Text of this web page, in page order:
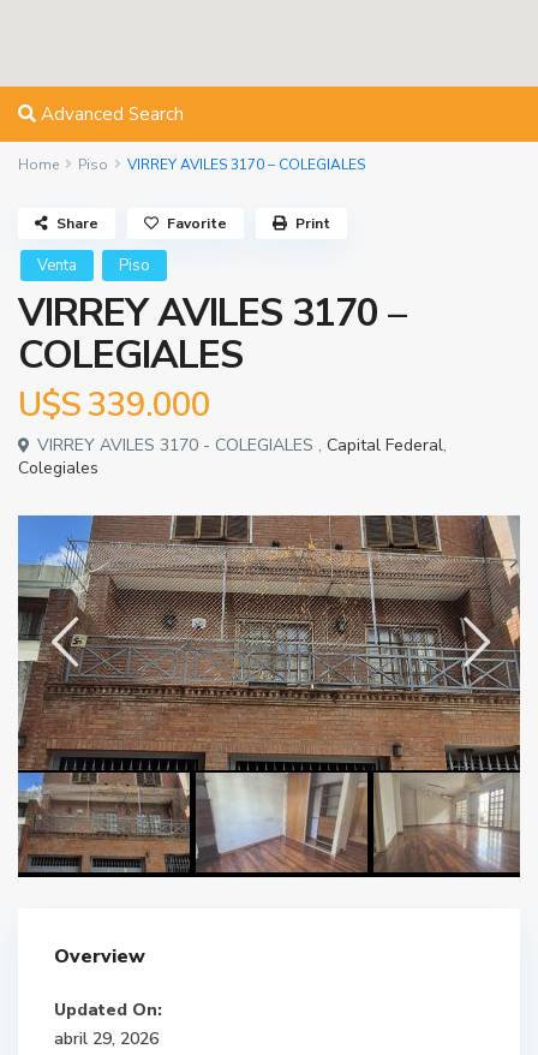
Advanced Search
Home Piso VIRREY AVILES 3170 – COLEGIALES
Venta Piso
VIRREY AVILES 3170 –
COLEGIALES
U$S339.000
VIRREY AVILES 3170 - COLEGIALES , Capital Federal,
Colegiales
Share Favorite Print
Overview
Updated On:
abril 29, 2026